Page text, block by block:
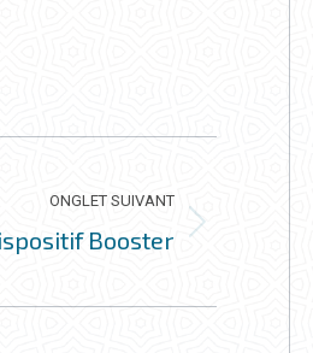
ONGLET SUIVANT
Booster